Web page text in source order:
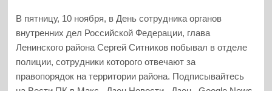
В пятницу, 10 ноября, в День сотрудника органов
внутренних дел Российской Федерации, глава
Ленинского района Сергей Ситников побывал в отделе
полиции, сотрудники которого отвечают за
правопорядок на территории района. Подписывайтесь